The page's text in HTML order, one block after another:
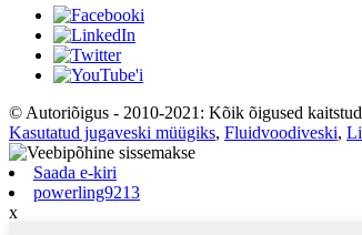
© Autoriõigus - 2010-2021: Kõik õigused
Kasutatud jugaveski müügiks, Fluidvoodiveski,
Saada e-kiri
powerling9213
x